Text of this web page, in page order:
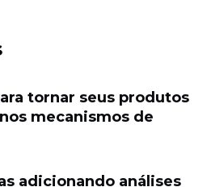
tornar seus produtos
mecanismos de
adicionando análises